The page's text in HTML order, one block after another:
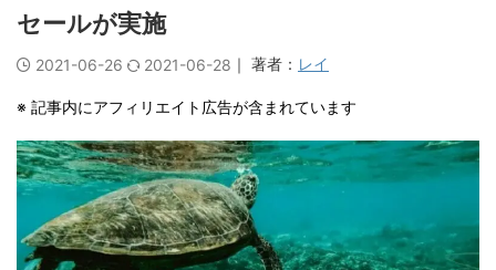
セールが実施
2021-06-26 2021-06-28 ｜ 著者： レイ
※ 記事内にアフィリエイト広告が含まれています